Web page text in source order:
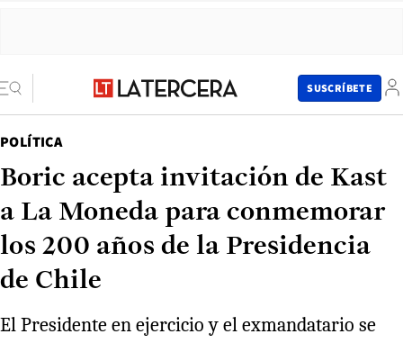
SUSCRÍBETE
POLÍTICA
Boric acepta invitación de Kast
a La Moneda para conmemorar
los 200 años de la Presidencia
de Chile
El Presidente en ejercicio y el exmandatario se